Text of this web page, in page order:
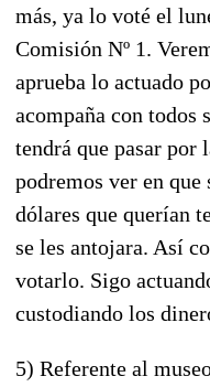
más, ya lo voté el
Comisión Nº 1.
aprueba lo actuado
acompaña con todos
tendrá que pasar por
podremos ver en
dólares que querían
se les antojara. Así
votarlo. Sigo
custodiando los
5) Referente al